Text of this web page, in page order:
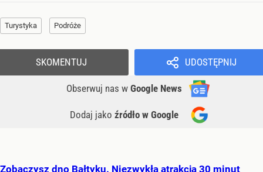
Turystyka Podróże
UDOSTĘPNIJ
Obserwuj nas w Google News
Dodaj jako źródło w Google
SKOMENTUJ
Zobaczysz dno Bałtyku. Niezwykła atrakcja 30 minut